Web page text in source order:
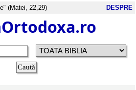
(Matei, 22,29) DESPRE